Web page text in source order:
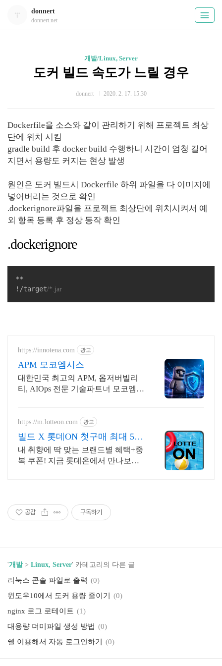
donnert
donnert.net
개발/Linux, Server
도커 빌드 속도가 느릴 경우
donnert 2020. 2. 17. 15:30
Dockerfile을 소스와 같이 관리하기 위해 프로젝트 최상
단에 위치 시킴
gradle build 후 docker build 수행하니 시간이 엄청 길어
지면서 용량도 커지는 현상 발생
원인은 도커 빌드시 Dockerfile 하위 파일을 다 이미지에
넣어버리는 것으로 확인
.dockerignore파일을 프로젝트 최상단에 위치시켜서 예
외 항목 등록 후 정상 동작 확인
.dockerignore
**
!/target/*.jar
https://innotena.com 광고
APM 모코엠시스
대한민국 최고의 APM, 옵저버빌리
티, AIOps 전문 기술파트너 모코엠시
https://m.lotteon.com 광고
빌드 X 롯데ON 첫구매 최대 5천
원 혜택!
내 취향에 딱 맞는 브랜드별 혜택+중
복 쿠폰! 지금 롯데온에서 만나보세
공감 구독하기
'개발> Linux, Server' 카테고리의 다른 글
리눅스 콘솔 파일로 출력 (0)
윈도우10에서 도커 용량 줄이기
(0)
nginx 로그 로테이트 (1)
대용량 더미파일 생성 방법 (0)
쉘 이용해서 자동 로그인하기
(0)